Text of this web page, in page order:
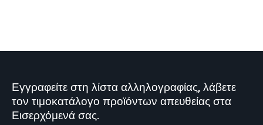
Εγγραφείτε στη λίστα αλληλογραφίας, λάβετε
τον τιμοκατάλογο προϊόντων απευθείας στα
Εισερχόμενά σας.